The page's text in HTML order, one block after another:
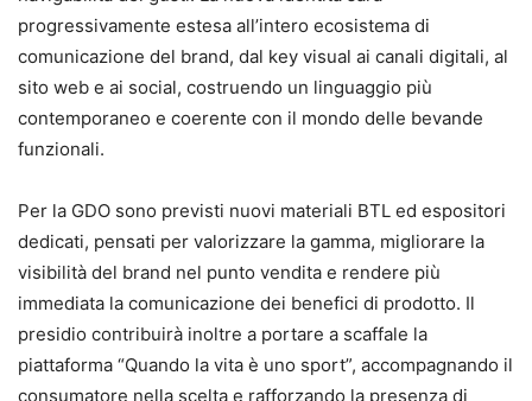
progressivamente estesa all’intero ecosistema di
comunicazione del brand, dal key visual ai canali digitali, al
sito web e ai social, costruendo un linguaggio più
contemporaneo e coerente con il mondo delle bevande
funzionali.
Per la GDO sono previsti nuovi materiali BTL ed espositori
dedicati, pensati per valorizzare la gamma, migliorare la
visibilità del brand nel punto vendita e rendere più
immediata la comunicazione dei benefici di prodotto. Il
presidio contribuirà inoltre a portare a scaffale la
piattaforma “Quando la vita è uno sport”, accompagnando il
consumatore nella scelta e rafforzando la presenza di